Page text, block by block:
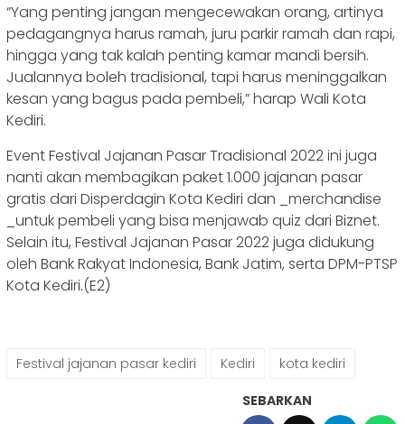
“Yang penting jangan mengecewakan orang, artinya
pedagangnya harus ramah, juru parkir ramah dan rapi,
hingga yang tak kalah penting kamar mandi bersih.
Jualannya boleh tradisional, tapi harus meninggalkan
kesan yang bagus pada pembeli,” harap Wali Kota
Kediri.
Event Festival Jajanan Pasar Tradisional 2022 ini juga
nanti akan membagikan paket 1.000 jajanan pasar
gratis dari Disperdagin Kota Kediri dan _merchandise
_untuk pembeli yang bisa menjawab quiz dari Biznet.
Selain itu, Festival Jajanan Pasar 2022 juga didukung
oleh Bank Rakyat Indonesia, Bank Jatim, serta DPM-PTSP
Kota Kediri.(E2)
Festival jajanan pasar kediri Kediri kota kediri
SEBARKAN